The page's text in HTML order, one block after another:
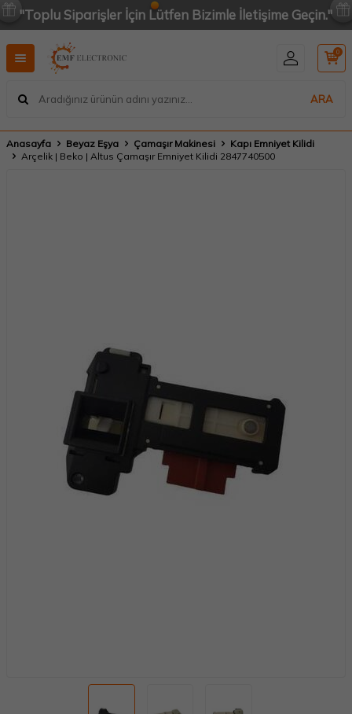
"Toplu Siparişler İçin Lütfen Bizimle İletişime Geçin."
ARA
0
Anasayfa Beyaz Eşya Çamaşır Makinesi
Kapı Emniyet Kilidi
Arçelik | Beko | Altus Çamaşır Emniyet Kilidi 2847740500